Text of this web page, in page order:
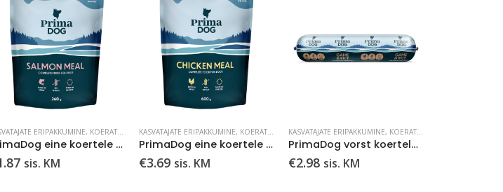
KOERATOIT,LEMMIKLOOM,MÄRGTOIDUD
ERIPAKKUMINE, KOERATOIT LEMMIKLOOM ,MÄRGTOIDUD
PrimaDog eine koertele lõhega 260g
sis. KM
KASVATAJATE ERIPAKKUMINE, KOERATOIT LEMMIKLOOM ,MÄRGTOIDUD
PrimaDog eine koertele kanalihaga 600g
€3.69 sis. KM
KASVATAJATE ERIPAKKUMINE, KOERATOIT
PrimaDog vorst koertele uluki-riisi 800g
€2.98 sis. KM